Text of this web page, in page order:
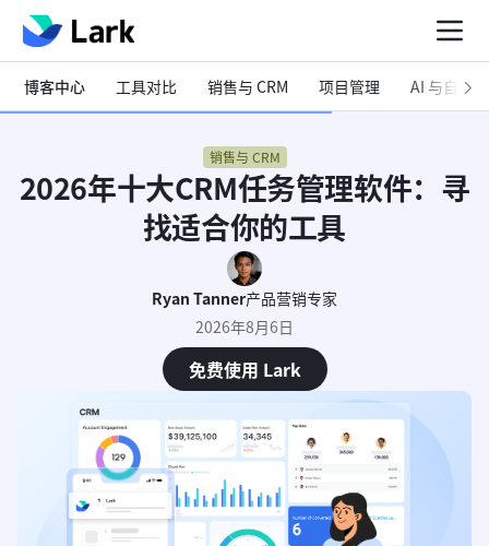
博客中心 工具对比 销售与 CRM 项目管理 AI 与自动化
销售与 CRM
2026年十大CRM任务管理软件：寻
找适合你的工具
Ryan Tanner产品营销专家
2026年8月6日
免费使用 Lark